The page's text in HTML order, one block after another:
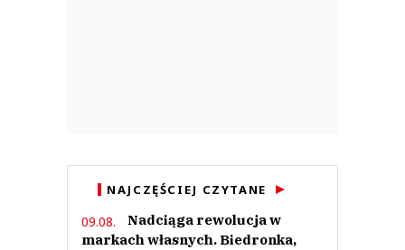
NAJCZĘŚCIEJ CZYTANE
09.08.
Nadciąga rewolucja w
markach własnych. Biedronka,